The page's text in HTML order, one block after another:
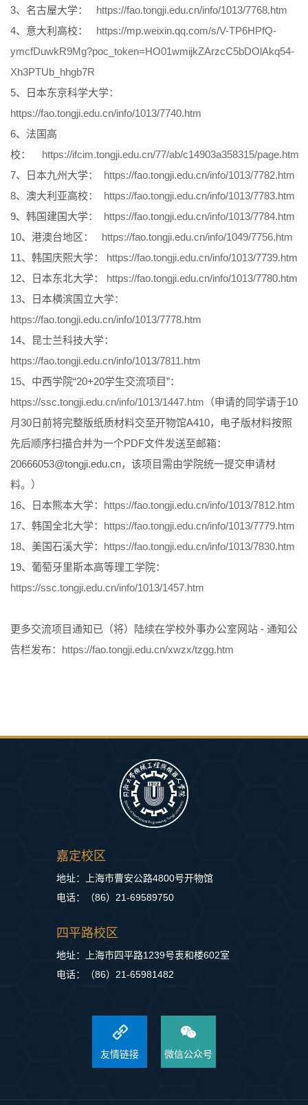
3、名古屋大学： https://fao.tongji.edu.cn/info/1013/7768.htm
4、意大利高校： https://mp.weixin.qq.com/s/V-TP6HPfQ-
ymcfDuwkR9Mg?poc_token=HO01wmijkZArzcC5bDOlAkq54-
Xh3PTUb_hhgb7R
5、日本东京科学大学：
https://fao.tongji.edu.cn/info/1013/7740.htm
6、法国高
校： https://ifcim.tongji.edu.cn/77/ab/c14903a358315/page.htm
7、日本九州大学： https://fao.tongji.edu.cn/info/1013/7782.htm
8、澳大利亚高校： https://fao.tongji.edu.cn/info/1013/7783.htm
9、韩国建国大学： https://fao.tongji.edu.cn/info/1013/7784.htm
10、港澳台地区： https://fao.tongji.edu.cn/info/1049/7756.htm
11、韩国庆熙大学： https://fao.tongji.edu.cn/info/1013/7739.htm
12、日本东北大学： https://fao.tongji.edu.cn/info/1013/7780.htm
13、日本横滨国立大学：
https://fao.tongji.edu.cn/info/1013/7778.htm
14、昆士兰科技大学：
https://fao.tongji.edu.cn/info/1013/7811.htm
15、中西学院“20+20学生交流项目”：
https://ssc.tongji.edu.cn/info/1013/1447.htm （申请的同学请于10
月30日前将完整版纸质材料交至开物馆A410，电子版材料按照
先后顺序扫描合并为一个PDF文件发送至邮箱：
20666053@tongji.edu.cn，该项目需由学院统一提交申请材
料。）
16、日本熊本大学： https://fao.tongji.edu.cn/info/1013/7812.htm
17、韩国全北大学： https://fao.tongji.edu.cn/info/1013/7779.htm
18、美国石溪大学： https://fao.tongji.edu.cn/info/1013/7830.htm
19、葡萄牙里斯本高等理工学院：
https://ssc.tongji.edu.cn/info/1013/1457.htm
更多交流项目通知已（将）陆续在学校外事办公室网站 - 通知公
告栏发布： https://fao.tongji.edu.cn/xwzx/tzgg.htm
嘉定校区
地址：上海市曹安公路4800号开物馆
电话：（86）21-69589750
四平路校区
地址：上海市四平路1239号衷和楼602室
电话：（86）21-65981482
友情链接 微信公众号